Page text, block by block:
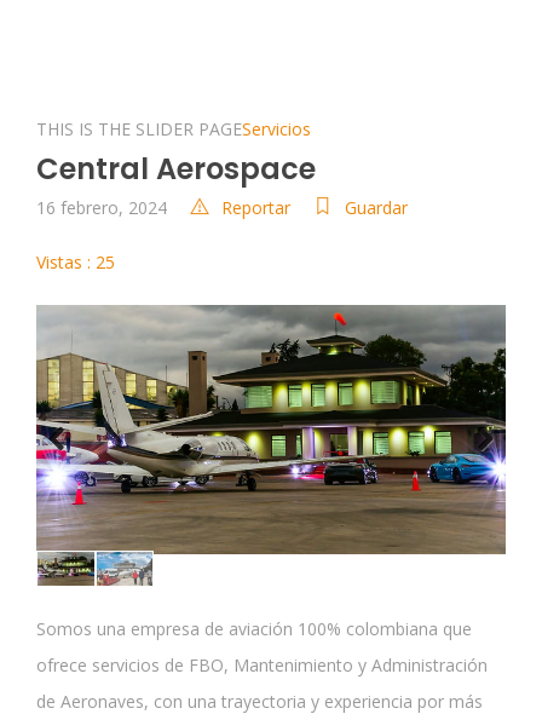
THIS IS THE SLIDER PAGEServicios
Central Aerospace
16 febrero, 2024 Reportar Guardar
Vistas : 25
Previous Next
Somos una empresa de aviación 100% colombiana que
ofrece servicios de FBO, Mantenimiento y Administración
de Aeronaves, con una trayectoria y experiencia por más